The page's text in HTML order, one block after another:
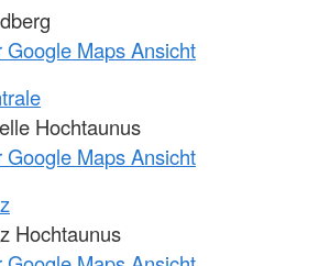
Google Maps Ansicht
Hochtaunus
Google Maps Ansicht
Hochtaunus